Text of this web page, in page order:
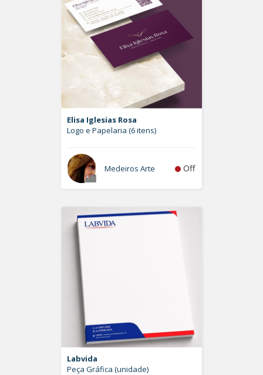
Elisa Iglesias Rosa
Logo e Papelaria (6 itens)
Medeiros Arte Off
Labvida
Peça Gráfica (unidade)